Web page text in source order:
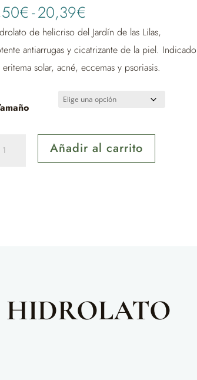
€-20,39€Rango
de
precios:
desde
hasta
de helicriso del Jardín de las Lilas,
antiarrugas y cicatrizante de la piel. Indicado
eritema solar, acné, eccemas y psoriasis.
Añadir al carrito